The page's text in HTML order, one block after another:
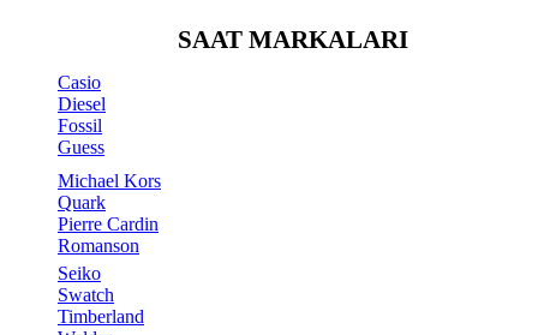
SAAT MARKALARI
Casio
Diesel
Fossil
Guess
Michael Kors
Quark
Pierre Cardin
Romanson
Seiko
Swatch
Timberland